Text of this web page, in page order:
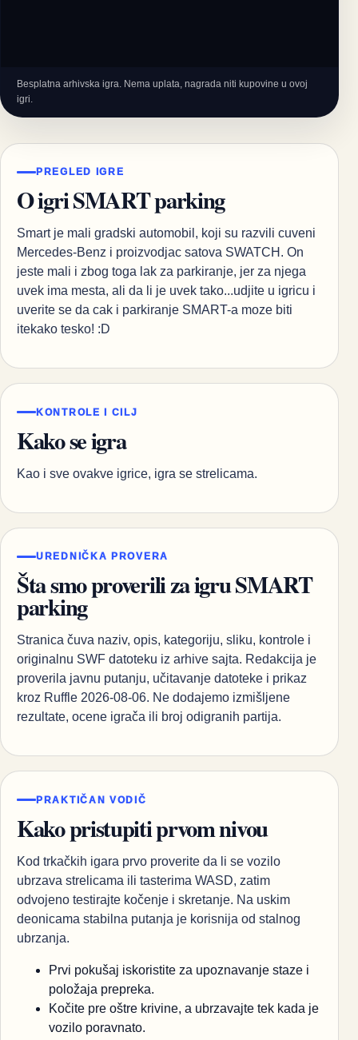
Besplatna arhivska igra. Nema uplata, nagrada niti kupovine u ovoj
igri.
PREGLED IGRE
O igri SMART parking
Smart je mali gradski automobil, koji su razvili cuveni
Mercedes-Benz i proizvodjac satova SWATCH. On
jeste mali i zbog toga lak za parkiranje, jer za njega
uvek ima mesta, ali da li je uvek tako...udjite u igricu i
uverite se da cak i parkiranje SMART-a moze biti
itekako tesko! :D
KONTROLE I CILJ
Kako se igra
Kao i sve ovakve igrice, igra se strelicama.
UREDNIČKA PROVERA
Šta smo proverili za igru SMART
parking
Stranica čuva naziv, opis, kategoriju, sliku, kontrole i
originalnu SWF datoteku iz arhive sajta. Redakcija je
proverila javnu putanju, učitavanje datoteke i prikaz
kroz Ruffle 2026-08-06. Ne dodajemo izmišljene
rezultate, ocene igrača ili broj odigranih partija.
PRAKTIČAN VODIČ
Kako pristupiti prvom nivou
Kod trkačkih igara prvo proverite da li se vozilo
ubrzava strelicama ili tasterima WASD, zatim
odvojeno testirajte kočenje i skretanje. Na uskim
deonicama stabilna putanja je korisnija od stalnog
ubrzanja.
Prvi pokušaj iskoristite za upoznavanje staze i
položaja prepreka.
Kočite pre oštre krivine, a ubrzavajte tek kada je
vozilo poravnato.